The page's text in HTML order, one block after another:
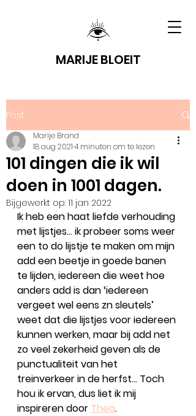
MARIJE BLOEIT
Post
101 dingen die ik wil
doen in 1001 dagen.
Marije Brand
18 aug 20214 minuten om te lezen
Bijgewerkt op: 11 jan 2022
Ik heb een haat liefde verhouding
met lijstjes… ik probeer soms weer
een to do lijstje te maken om mijn
add een beetje in goede banen
te lijden, iedereen die weet hoe
anders add is dan ‘iedereen
vergeet wel eens zn sleutels’
weet dat die lijstjes voor iedereen
kunnen werken, maar bij add net
zo veel zekerheid geven als de
punctualiteit van het
treinverkeer in de herfst… Toch
hou ik ervan, dus liet ik mij
inspireren door Thea.